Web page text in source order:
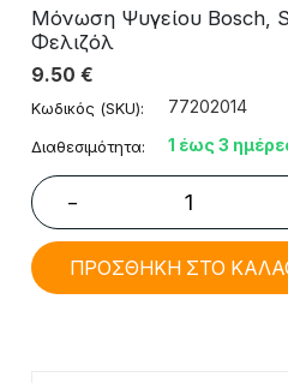
Μόνωση Ψυγείου Bosch,
Φελιζόλ
9.50 €
Κωδικός (SKU): 77202014
Διαθεσιμότητα: 1 έως 3
−
ΠΡΟΣΘΗΚΗ ΣΤΟ